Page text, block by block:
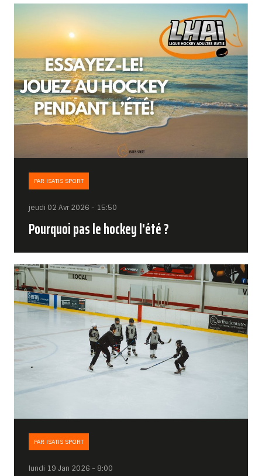
PAR ISATIS SPORT
jeudi 02 Avr 2026 - 15:50
Pourquoi pas le hockey l'été ?
PAR ISATIS SPORT
lundi 19 Jan 2026 - 8:00